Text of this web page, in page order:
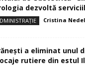
dezvoltă
Cristina
a eliminat unul
rutiere din estul